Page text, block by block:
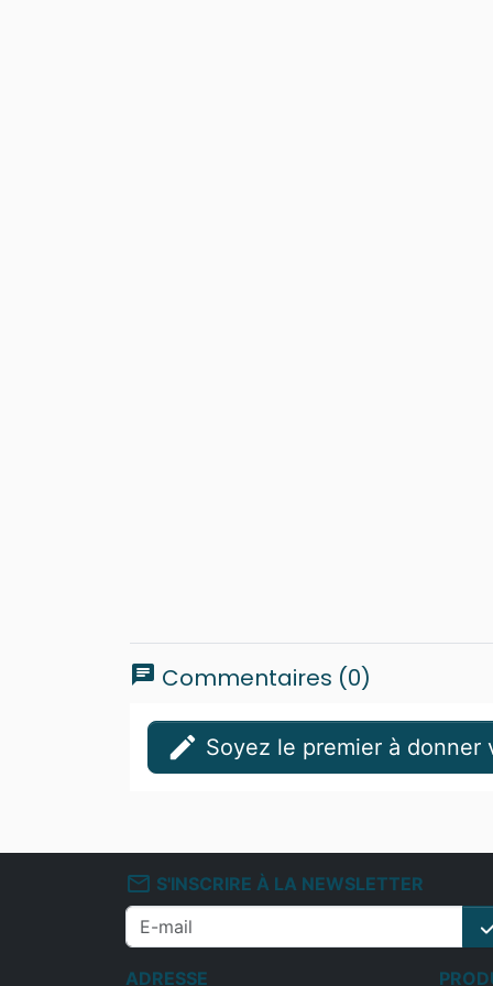
chat Commentaires (0)
edit Soyez le premier à donner
mail_outline S'INSCRIRE À LA NEWSLETTER
ADRESSE